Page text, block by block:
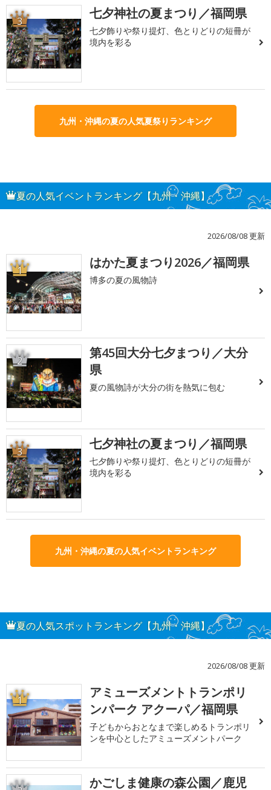
3 七夕神社の夏まつり／福岡県
七夕飾りや祭り提灯、色とりどりの短冊が
境内を彩る
九州・沖縄の夏の人気夏祭りランキング
夏の人気イベントランキング【九州・沖縄】
2026/08/08 更新
1 はかた夏まつり2026／福岡県
博多の夏の風物詩
2
第45回大分七夕まつり／大分
県
夏の風物詩が大分の街を熱気に包む
3 七夕神社の夏まつり／福岡県
七夕飾りや祭り提灯、色とりどりの短冊が
境内を彩る
九州・沖縄の夏の人気イベントランキング
夏の人気スポットランキング【九州・沖縄】
2026/08/08 更新
1
アミューズメントトランポリ
ンパーク アクーパ／福岡県
子どもからおとなまで楽しめるトランポリ
ンを中心としたアミューズメントパーク
かごしま健康の森公園／鹿児